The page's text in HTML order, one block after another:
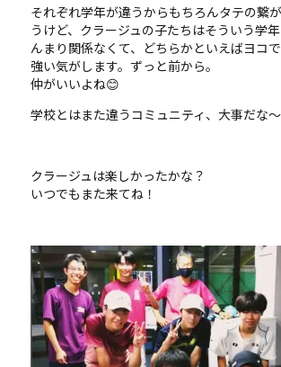
それぞれ学年が違うからもちろんタテの繋
うけど、クラージュの子たちはそういう学
んまり関係なくて、どちらかといえばヨコ
強い気がします。ずっと前から。
仲がいいよね😊
学校とはまた違うコミュニティ、大事だな～
クラージュは楽しかったかな？
いつでもまた来てね！